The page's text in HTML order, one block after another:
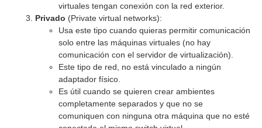
virtuales tengan conexión con la red exterior.
Privado (Private virtual networks):
Usa este tipo cuando quieras permitir comunicación
solo entre las máquinas virtuales (no hay
comunicación con el servidor de virtualización).
Este tipo de red, no está vinculado a ningún
adaptador físico.
Es útil cuando se quieren crear ambientes
completamente separados y que no se
comuniquen con ninguna otra máquina que no esté